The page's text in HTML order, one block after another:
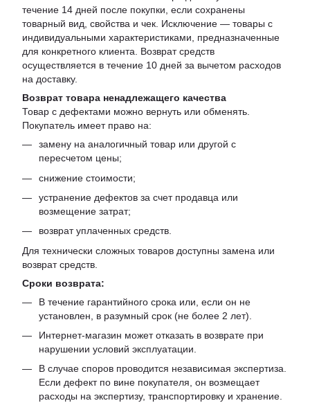
течение 14 дней после покупки, если сохранены
товарный вид, свойства и чек. Исключение — товары с
индивидуальными характеристиками, предназначенные
для конкретного клиента. Возврат средств
осуществляется в течение 10 дней за вычетом расходов
на доставку.
Возврат товара ненадлежащего качества
Товар с дефектами можно вернуть или обменять.
Покупатель имеет право на:
замену на аналогичный товар или другой с
пересчетом цены;
снижение стоимости;
устранение дефектов за счет продавца или
возмещение затрат;
возврат уплаченных средств.
Для технически сложных товаров доступны замена или
возврат средств.
Сроки возврата:
В течение гарантийного срока или, если он не
установлен, в разумный срок (не более 2 лет).
Интернет-магазин может отказать в возврате при
нарушении условий эксплуатации.
В случае споров проводится независимая экспертиза.
Если дефект по вине покупателя, он возмещает
расходы на экспертизу, транспортировку и хранение.